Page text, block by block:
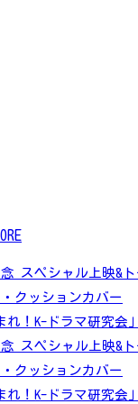
スペシャル上映&
クッションカバー
！K-ドラマ研究会」
スペシャル上映&
クッションカバー
！K-ドラマ研究会」